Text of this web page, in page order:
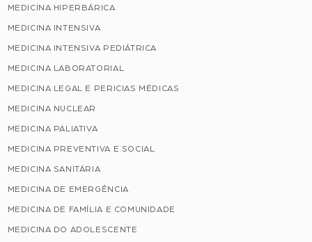
MEDICINA HIPERBÁRICA
MEDICINA INTENSIVA
MEDICINA INTENSIVA PEDIÁTRICA
MEDICINA LABORATORIAL
MEDICINA LEGAL E PERICIAS MÉDICAS
MEDICINA NUCLEAR
MEDICINA PALIATIVA
MEDICINA PREVENTIVA E SOCIAL
MEDICINA SANITÁRIA
MEDICINA DE EMERGÊNCIA
MEDICINA DE FAMÍLIA E COMUNIDADE
MEDICINA DO ADOLESCENTE